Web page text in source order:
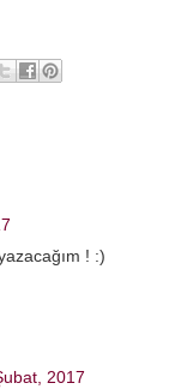
! :)
2017